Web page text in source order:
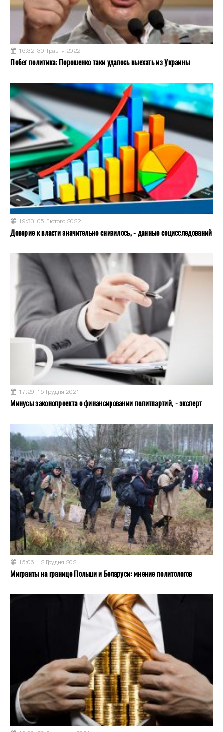
16:32, 30 Травня 2022
Побег политика: Порошенко таки удалось выехать из Украины
19:33, 05 Лютого 2022
Доверие к власти значительно снизилось, - данные социсследований
17:29, 15 Грудня 2021
Минусы законопроекта о финансировании политпартий, - эксперт
15:06, 12 Грудня 2021
Мигранты на границе Польши и Беларуси: мнение политологов